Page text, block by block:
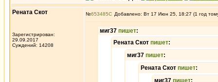
Рената Скот
Зарегистрирован:
29.09.2017
Суждений: 14208
№653485 Добавлено: Вт 17 Июн 25, 18:27 (1 год
миг37 пишет:
Рената Скот пишет:
миг37 пишет:
Рената Скот пишет:
миг37 пишет: